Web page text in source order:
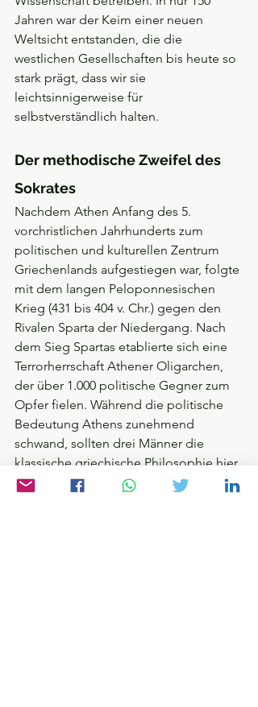
Jahren war der Keim einer neuen
Weltsicht entstanden, die die
westlichen Gesellschaften bis heute so
stark prägt, dass wir sie
leichtsinnigerweise für
selbstverständlich halten.
Der methodische Zweifel des
Sokrates
Nachdem Athen Anfang des 5.
vorchristlichen Jahrhunderts zum
politischen und kulturellen Zentrum
Griechenlands aufgestiegen war, folgte
mit dem langen Peloponnesischen
Krieg (431 bis 404 v. Chr.) gegen den
Rivalen Sparta der Niedergang. Nach
dem Sieg Spartas etablierte sich eine
Terrorherrschaft Athener Oligarchen,
der über 1.000 politische Gegner zum
Opfer fielen. Während die politische
Bedeutung Athens zunehmend
schwand, sollten drei Männer die
klassische griechische Philosophie hier
zu ihrem Höhepunkt führen.